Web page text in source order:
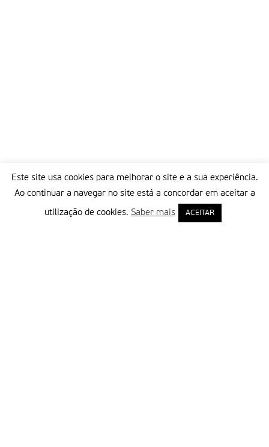
Este site usa cookies para melhorar o site e a sua experiência.
Ao continuar a navegar no site está a concordar em aceitar a
utilização de cookies. Saber mais ACEITAR